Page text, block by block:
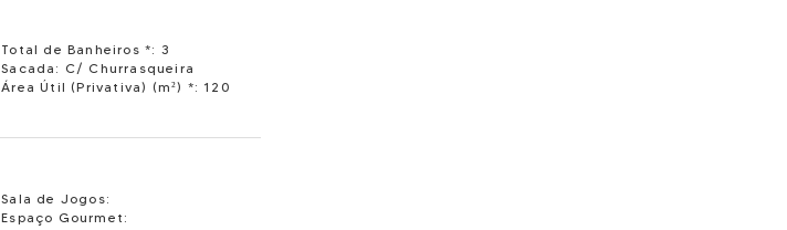
Total de Banheiros *: 3
Sacada: C/ Churrasqueira
Área Útil (Privativa) (m²) *: 120
Sala de Jogos:
Espaço Gourmet: